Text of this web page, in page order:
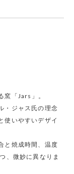
窯「Jars」。
・ジャス氏の理念
使いやすいデザイ
と焼成時間、温度
、微妙に異なりま